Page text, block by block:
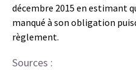
décembre 2015 en estimant
manqué à son obligation
règlement.
Sources :